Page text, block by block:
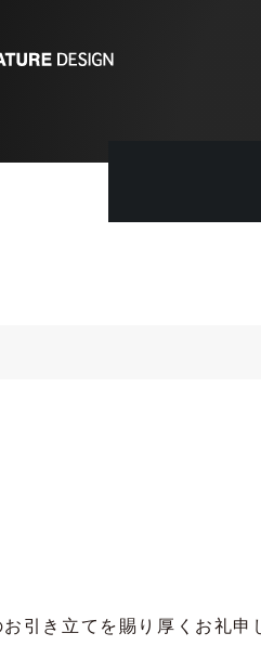
引き立てを賜り厚くお礼申